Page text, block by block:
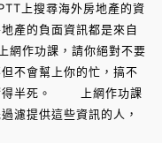
上搜尋海外房地產的資
產的負面資訊都是來自
網作功課，請你絕對不要
不會幫上你的忙，搞不
得半死。 上網作功課
濾提供這些資訊的人，